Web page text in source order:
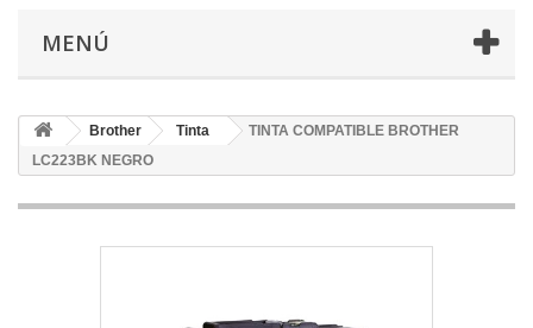
MENÚ
Brother Tinta
TINTA COMPATIBLE BROTHER
LC223BK NEGRO